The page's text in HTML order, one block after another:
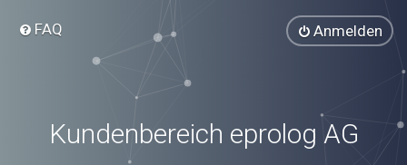
FAQ Anmelden
Kundenbereich eprolog AG